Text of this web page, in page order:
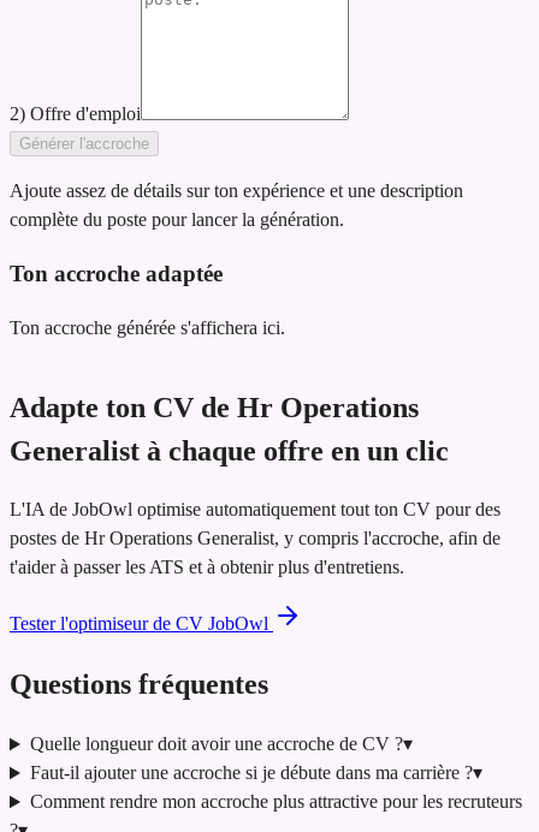
2) Offre d'emploi
Générer l'accroche
Ajoute assez de détails sur ton expérience et une description
complète du poste pour lancer la génération.
Ton accroche adaptée
Ton accroche générée s'affichera ici.
Adapte ton CV de Hr Operations
Generalist à chaque offre en un clic
L'IA de JobOwl optimise automatiquement tout ton CV pour des
postes de Hr Operations Generalist, y compris l'accroche, afin de
t'aider à passer les ATS et à obtenir plus d'entretiens.
Tester l'optimiseur de CV JobOwl
Questions fréquentes
Quelle longueur doit avoir une accroche de CV ?▾
Faut-il ajouter une accroche si je débute dans ma carrière ?▾
Comment rendre mon accroche plus attractive pour les recruteurs